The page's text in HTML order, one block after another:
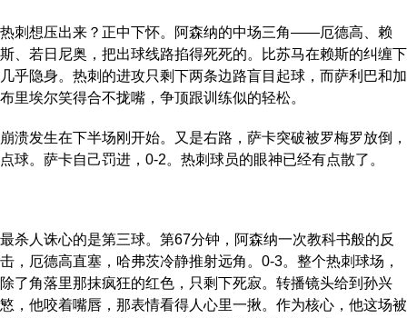
热刺想压出来？正中下怀。阿森纳的中场三角——厄德高、赖
斯、若日尼奥，把出球线路掐得死死的。比苏马在赖斯的纠缠下
几乎隐身。热刺的进攻只剩下两条边路盲目起球，而萨利巴和加
布里埃尔笑得合不拢嘴，争顶跟训练似的轻松。
崩溃发生在下半场刚开始。又是右路，萨卡突破被罗梅罗放倒，
点球。萨卡自己罚进，0-2。热刺球员的眼神已经有点散了。
最杀人诛心的是第三球。第67分钟，阿森纳一次教科书般的反
击，厄德高直塞，哈弗茨冷静推射远角。0-3。整个热刺球场，
除了角落里那抹疯狂的红色，只剩下死寂。转播镜头给到孙兴
慜，他咬着嘴唇，那表情看得人心里一揪。作为核心，他这场被